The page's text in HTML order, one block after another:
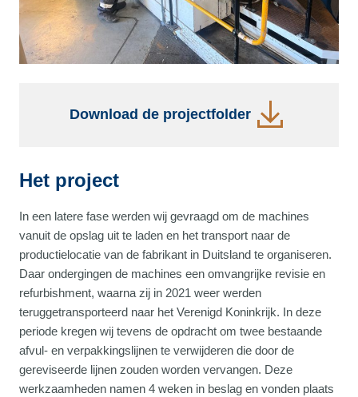
Download de projectfolder
Het project
In een latere fase werden wij gevraagd om de machines
vanuit de opslag uit te laden en het transport naar de
productielocatie van de fabrikant in Duitsland te organiseren.
Daar ondergingen de machines een omvangrijke revisie en
refurbishment, waarna zij in 2021 weer werden
teruggetransporteerd naar het Verenigd Koninkrijk. In deze
periode kregen wij tevens de opdracht om twee bestaande
afvul- en verpakkingslijnen te verwijderen die door de
gereviseerde lijnen zouden worden vervangen. Deze
werkzaamheden namen 4 weken in beslag en vonden plaats